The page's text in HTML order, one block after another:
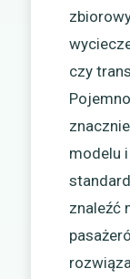
czy
modelu
znaleźć